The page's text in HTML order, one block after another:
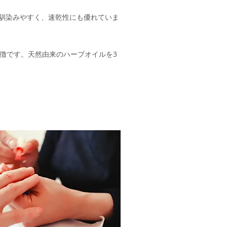
みやすく、速乾性にも優れていま
です。天然由来のハーブオイルを3